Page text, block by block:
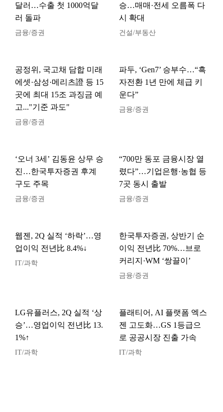
달러…수출 첫 1000억달
러 돌파
금융/증권
승…매매·전세 오름폭 다
시 확대
건설/부동산
공정위, 국고채 담합 미래
에셋·삼성·메리츠證 등 15
곳에 최대 15조 과징금 예
고..."기준 과도"
금융/증권
파두, ‘Gen7’ 승부수…“흑
자전환 1년 만에 체급 키
운다”
금융/증권
‘오너 3세’ 김동윤 상무 승
진…한국투자증권 후계
구도 주목
금융/증권
“700만 동포 금융시장 열
렸다”…기업은행·농협 등
7곳 동시 출발
금융/증권
웹젠, 2Q 실적 ‘하락’…영
업이익 전년比 8.4%↓
IT/과학
한국투자증권, 상반기 순
이익 전년比 70%…브로
커리지·WM ‘쌍끌이’
금융/증권
LG유플러스, 2Q 실적 ‘상
승’…영업이익 전년比 13.
1%↑
IT/과학
플래티어, AI 플랫폼 엑스
젠 고도화…GS 1등급으
로 공공시장 진출 가속
IT/과학